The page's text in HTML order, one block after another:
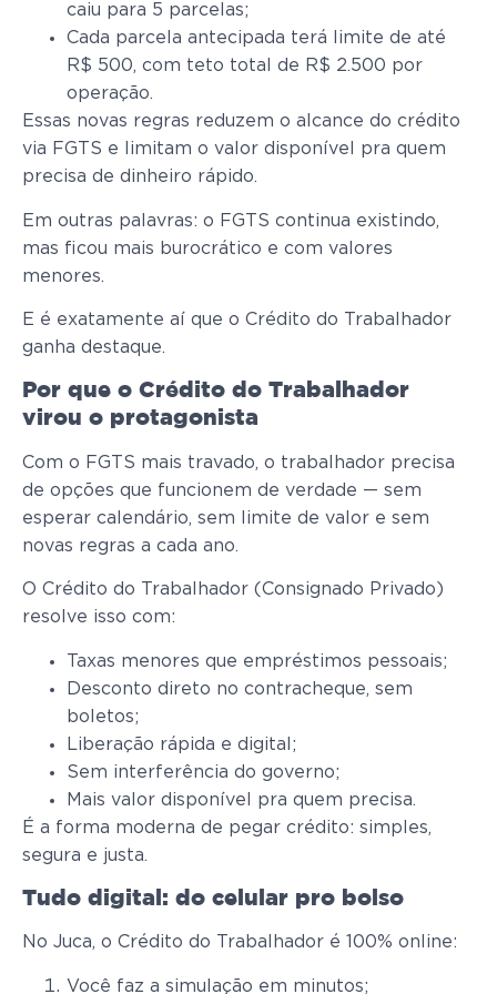
caiu para 5 parcelas;
Cada parcela antecipada terá limite de até
R$ 500, com teto total de R$ 2.500 por
operação.
Essas novas regras reduzem o alcance do crédito
via FGTS e limitam o valor disponível pra quem
precisa de dinheiro rápido.
Em outras palavras: o FGTS continua existindo,
mas ficou mais burocrático e com valores
menores.
E é exatamente aí que o Crédito do Trabalhador
ganha destaque.
Por que o Crédito do Trabalhador
virou o protagonista
Com o FGTS mais travado, o trabalhador precisa
de opções que funcionem de verdade — sem
esperar calendário, sem limite de valor e sem
novas regras a cada ano.
O Crédito do Trabalhador (Consignado Privado)
resolve isso com:
Taxas menores que empréstimos pessoais;
Desconto direto no contracheque, sem
boletos;
Liberação rápida e digital;
Sem interferência do governo;
Mais valor disponível pra quem precisa.
É a forma moderna de pegar crédito: simples,
segura e justa.
Tudo digital: do celular pro bolso
No Juca, o Crédito do Trabalhador é 100% online:
Você faz a simulação em minutos;